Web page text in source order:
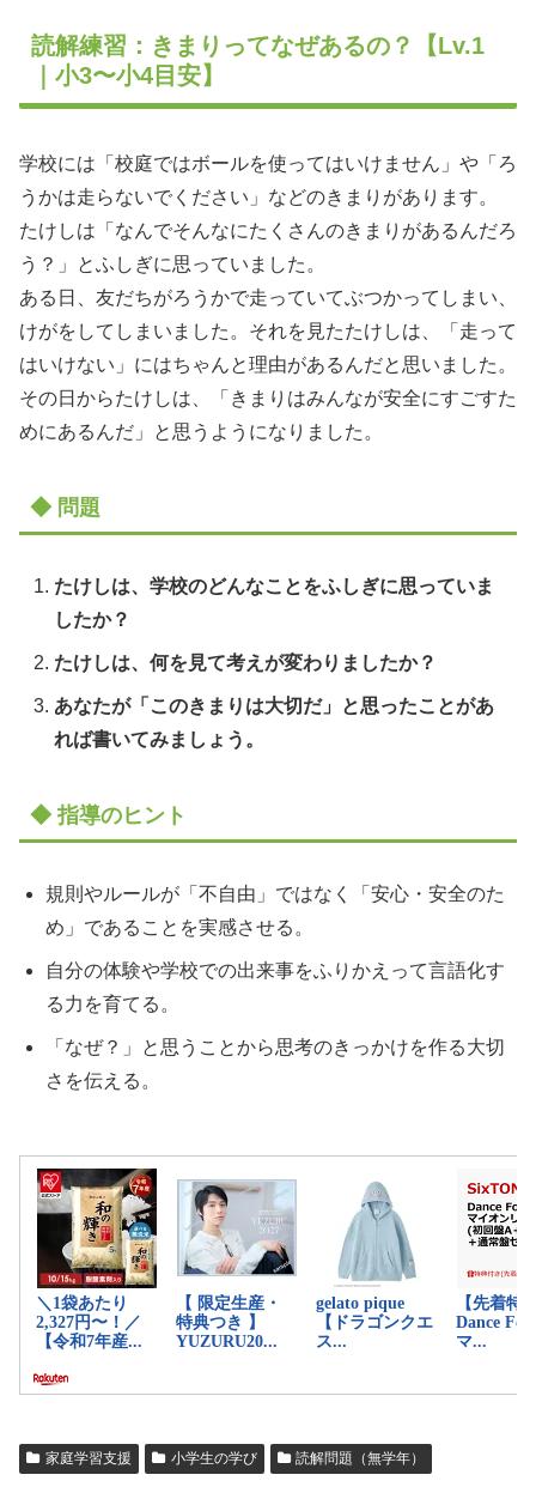
読解練習：きまりってなぜあるの？【Lv.1
｜小3〜小4目安】
学校には「校庭ではボールを使ってはいけません」や「ろ
うかは走らないでください」などのきまりがあります。
たけしは「なんでそんなにたくさんのきまりがあるんだろ
う？」とふしぎに思っていました。
ある日、友だちがろうかで走っていてぶつかってしまい、
けがをしてしまいました。それを見たたけしは、「走って
はいけない」にはちゃんと理由があるんだと思いました。
その日からたけしは、「きまりはみんなが安全にすごすた
めにあるんだ」と思うようになりました。
◆ 問題
たけしは、学校のどんなことをふしぎに思っていま
したか？
たけしは、何を見て考えが変わりましたか？
あなたが「このきまりは大切だ」と思ったことがあ
れば書いてみましょう。
◆ 指導のヒント
規則やルールが「不自由」ではなく「安心・安全のた
め」であることを実感させる。
自分の体験や学校での出来事をふりかえって言語化す
る力を育てる。
「なぜ？」と思うことから思考のきっかけを作る大切
さを伝える。
家庭学習支援 小学生の学び 読解問題（無学年）